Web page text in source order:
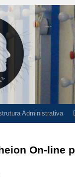
Administrativa
On-line